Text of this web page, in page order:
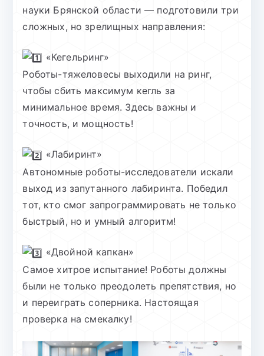
науки Брянской области — подготовили три
сложных, но зрелищных направления:
«Кегельринг»
Роботы-тяжеловесы выходили на ринг,
чтобы сбить максимум кегль за
минимальное время. Здесь важны и
точность, и мощность!
«Лабиринт»
Автономные роботы-исследователи искали
выход из запутанного лабиринта. Победил
тот, кто смог запрограммировать не только
быстрый, но и умный алгоритм!
«Двойной капкан»
Самое хитрое испытание! Роботы должны
были не только преодолеть препятствия, но
и переиграть соперника. Настоящая
проверка на смекалку!